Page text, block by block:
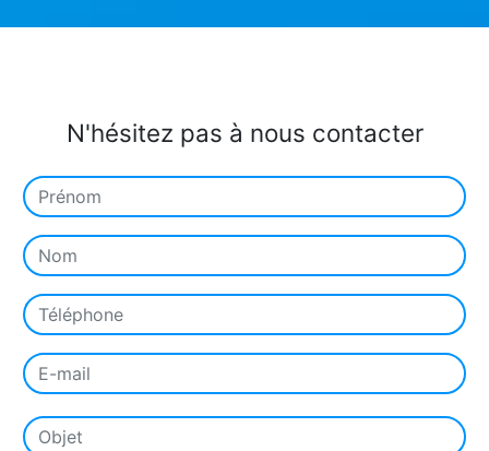
N'hésitez pas à nous contacter